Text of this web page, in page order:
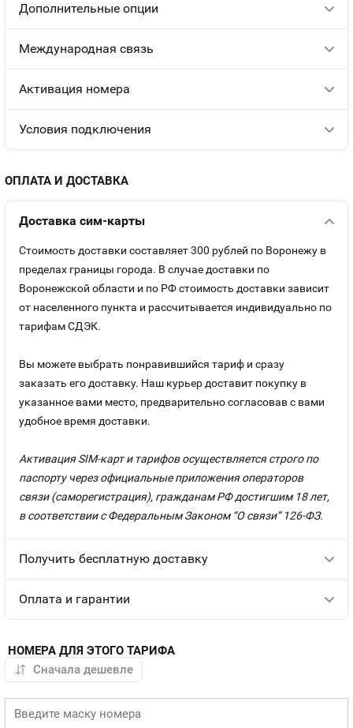
Дополнительные опции
Международная связь
Aктивация номера
Условия подключения
ОПЛАТА И ДОСТАВКА
Доставка сим-карты
Стоимость доставки составляет 300 рублей по Воронежу в
пределах границы города. В случае доставки по
Воронежской области и по РФ стоимость доставки зависит
от населенного пункта и рассчитывается индивидуально по
тарифам СДЭК.
Вы можете выбрать понравившийся тариф и сразу
заказать его доставку. Наш курьер доставит покупку в
указанное вами место, предварительно согласовав с вами
удобное время доставки.
Активация SIM-карт и тарифов осуществляется строго по
паспорту через официальные приложения операторов
связи (саморегистрация), гражданам РФ достигшим 18 лет,
в соответствии с Федеральным Законом “О связи” 126-ФЗ.
Получить бесплатную доставку
Оплата и гарантии
НОМЕРА ДЛЯ ЭТОГО ТАРИФА